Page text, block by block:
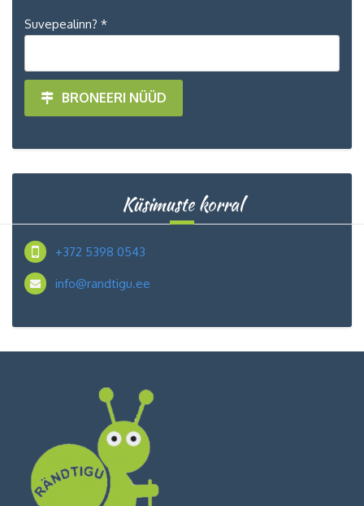
Suvepealinn? *
BRONEERI NÜÜD
Küsimuste korral
+372 5398 0543
info@randtigu.ee